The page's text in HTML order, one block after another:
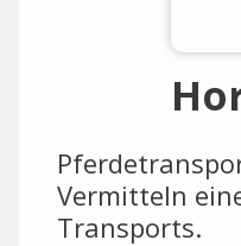
Vermitteln
Transports.